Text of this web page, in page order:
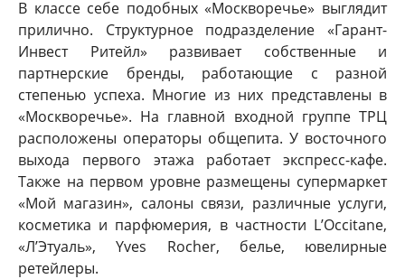
В классе себе подобных «Москворечье» выглядит
прилично. Структурное подразделение «Гарант-
Инвест Ритейл» развивает собственные и
партнерские бренды, работающие с разной
степенью успеха. Многие из них представлены в
«Москворечье». На главной входной группе ТРЦ
расположены операторы общепита. У восточного
выхода первого этажа работает экспресс-кафе.
Также на первом уровне размещены супермаркет
«Мой магазин», салоны связи, различные услуги,
косметика и парфюмерия, в частности L’Occitane,
«Л’Этуаль», Yves Rocher, белье, ювелирные
ретейлеры.